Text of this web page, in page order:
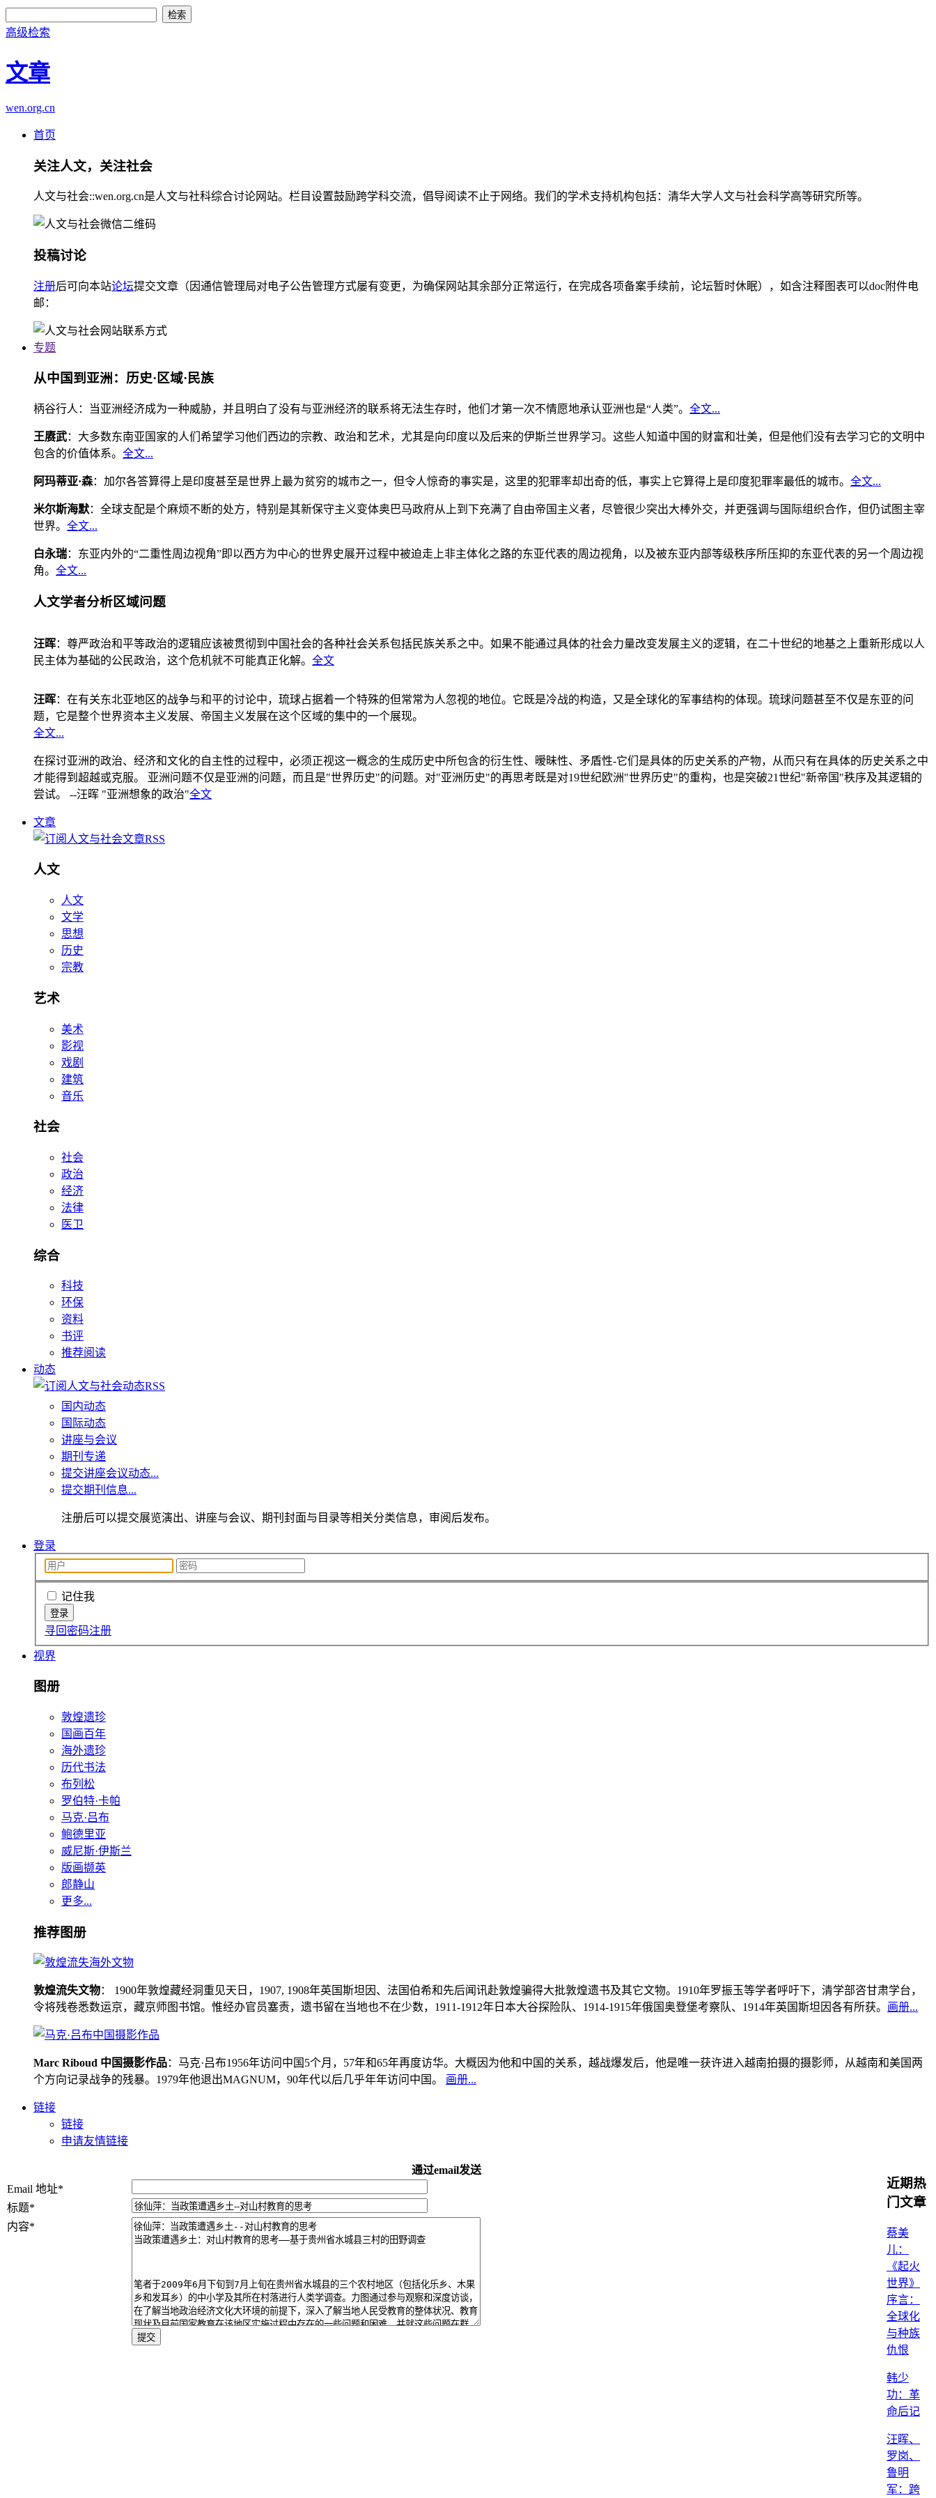
高级检索
文章
wen.org.cn
首页
关注人文，关注社会
人文与社会::wen.org.cn是人文与社科综合讨论网站。栏目设置鼓励跨学科交流，倡导阅读不止于网络。我们的学术支持机构包括：清华大学人文与社会科学高等研究所等。
投稿讨论
注册后可向本站论坛提交文章（因通信管理局对电子公告管理方式屡有变更，为确保网站其余部分正常运行，在完成各项备案手续前，论坛暂时休眠），如含注释图表可以doc附件电
邮：
专题
从中国到亚洲：历史·区域·民族
柄谷行人：当亚洲经济成为一种威胁，并且明白了没有与亚洲经济的联系将无法生存时，他们才第一次不情愿地承认亚洲也是“人类”。 全文...
王赓武：大多数东南亚国家的人们希望学习他们西边的宗教、政治和艺术，尤其是向印度以及后来的伊斯兰世界学习。这些人知道中国的财富和壮美，但是他们没有去学习它的文明中
包含的价值体系。 全文...
阿玛蒂亚·森：加尔各答算得上是印度甚至是世界上最为贫穷的城市之一，但令人惊奇的事实是，这里的犯罪率却出奇的低，事实上它算得上是印度犯罪率最低的城市。 全文...
米尔斯海默：全球支配是个麻烦不断的处方，特别是其新保守主义变体奥巴马政府从上到下充满了自由帝国主义者，尽管很少突出大棒外交，并更强调与国际组织合作，但仍试图主宰
世界。 全文...
白永瑞：东亚内外的“二重性周边视角”即以西方为中心的世界史展开过程中被迫走上非主体化之路的东亚代表的周边视角，以及被东亚内部等级秩序所压抑的东亚代表的另一个周边视
角。 全文...
人文学者分析区域问题
汪晖：尊严政治和平等政治的逻辑应该被贯彻到中国社会的各种社会关系包括民族关系之中。如果不能通过具体的社会力量改变发展主义的逻辑，在二十世纪的地基之上重新形成以人
民主体为基础的公民政治，这个危机就不可能真正化解。 全文
汪晖：在有关东北亚地区的战争与和平的讨论中，琉球占据着一个特殊的但常常为人忽视的地位。它既是冷战的构造，又是全球化的军事结构的体现。琉球问题甚至不仅是东亚的问
题，它是整个世界资本主义发展、帝国主义发展在这个区域的集中的一个展现。
全文...
在探讨亚洲的政治、经济和文化的自主性的过程中，必须正视这一概念的生成历史中所包含的衍生性、暧昧性、矛盾性-它们是具体的历史关系的产物，从而只有在具体的历史关系之中
才能得到超越或克服。 亚洲问题不仅是亚洲的问题，而且是"世界历史"的问题。对"亚洲历史"的再思考既是对19世纪欧洲"世界历史"的重构，也是突破21世纪"新帝国"秩序及其逻辑的
尝试。 --汪晖 "亚洲想象的政治"全文
文章
人文
人文
文学
思想
历史
宗教
艺术
美术
影视
戏剧
建筑
音乐
社会
社会
政治
经济
法律
医卫
综合
科技
环保
资料
书评
推荐阅读
动态
国内动态
国际动态
讲座与会议
期刊专递
提交讲座会议动态...
提交期刊信息...
注册后可以提交展览演出、讲座与会议、期刊封面与目录等相关分类信息，审阅后发布。
登录
记住我
寻回密码注册
视界
图册
敦煌遗珍
国画百年
海外遗珍
历代书法
布列松
罗伯特·卡帕
马克·吕布
鲍德里亚
威尼斯·伊斯兰
版画撷英
郎静山
更多...
推荐图册
敦煌流失文物： 1900年敦煌藏经洞重见天日，1907, 1908年英国斯坦因、法国伯希和先后闻讯赴敦煌骗得大批敦煌遗书及其它文物。1910年罗振玉等学者呼吁下，清学部咨甘肃学台，
令将残卷悉数运京，藏京师图书馆。惟经办官员塞责，遗书留在当地也不在少数，1911-1912年日本大谷探险队、1914-1915年俄国奥登堡考察队、1914年英国斯坦因各有所获。 画册...
Marc Riboud 中国摄影作品：马克·吕布1956年访问中国5个月，57年和65年再度访华。大概因为他和中国的关系，越战爆发后，他是唯一获许进入越南拍摄的摄影师，从越南和美国两
个方向记录战争的残暴。1979年他退出MAGNUM，90年代以后几乎年年访问中国。 画册...
链接
链接
申请友情链接
通过email发送
Email 地址*
标题*
内容*
近期热
门文章
蔡美
儿：
《起火
世界》
序言：
全球化
与种族
仇恨
韩少
功：革
命后记
汪晖、
罗岗、
鲁明
军：跨